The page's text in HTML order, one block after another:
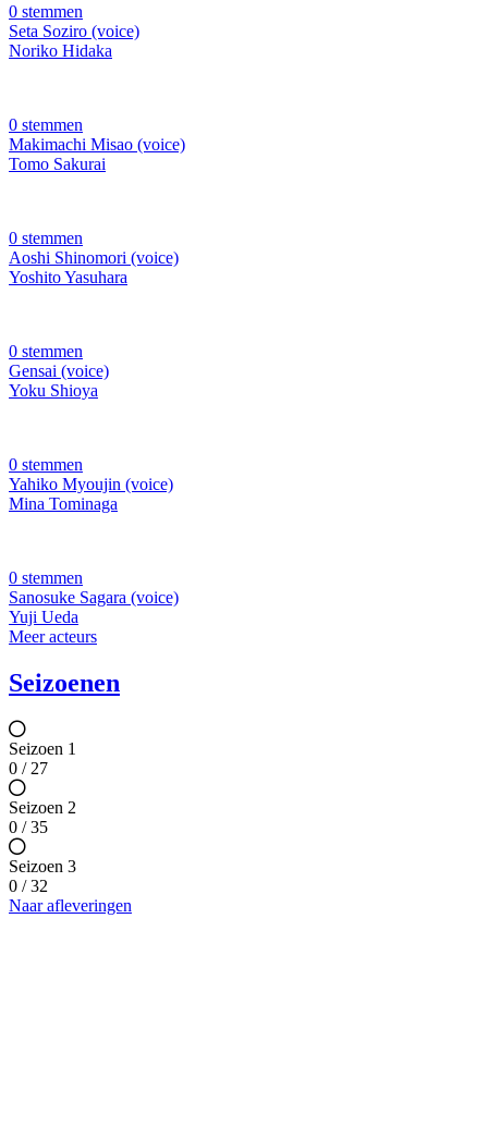
0 stemmen
Seta Soziro (voice)
Noriko Hidaka
0 stemmen
Makimachi Misao (voice)
Tomo Sakurai
0 stemmen
Aoshi Shinomori (voice)
Yoshito Yasuhara
0 stemmen
Gensai (voice)
Yoku Shioya
0 stemmen
Yahiko Myoujin (voice)
Mina Tominaga
0 stemmen
Sanosuke Sagara (voice)
Yuji Ueda
Meer acteurs
Seizoenen
Seizoen 1
0 / 27
Seizoen 2
0 / 35
Seizoen 3
0 / 32
Naar afleveringen